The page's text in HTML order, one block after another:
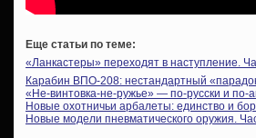
Еще статьи по теме:
«Ланкастеры» переходят в наступление.
Карабин ВПО-208: нестандартный
«Не-винтовка-не-ружье» — по-русски и по-
Новые охотничьи арбалеты: единство и
Новые модели пневматического оружия.